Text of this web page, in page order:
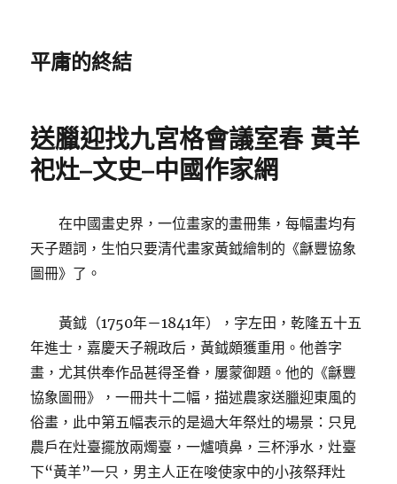
平庸的終結
送臘迎找九宮格會議室春 黃羊
祀灶–文史–中國作家網
在中國畫史界，一位畫家的畫冊集，每幅畫均有
天子題詞，生怕只要清代畫家黃鉞繪制的《龢豐協象
圖冊》了。
黃鉞（1750年－1841年），字左田，乾隆五十五
年進士，嘉慶天子親政后，黃鉞頗獲重用。他善字
畫，尤其供奉作品甚得圣眷，屢蒙御題。他的《龢豐
協象圖冊》，一冊共十二幅，描述農家送臘迎東風的
俗畫，此中第五幅表示的是過大年祭灶的場景：只見
農戶在灶臺擺放兩燭臺，一爐噴鼻，三杯淨水，灶臺
下“黃羊”一只，男主人正在唆使家中的小孩祭拜灶